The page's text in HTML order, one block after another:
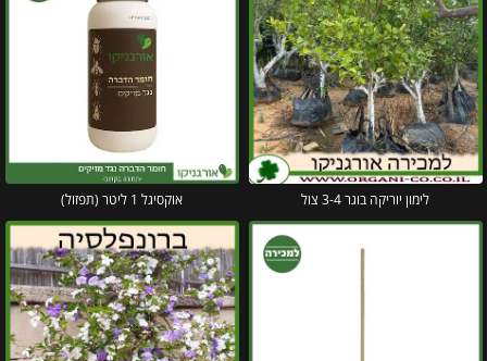
לימון יוריקה בוגר 3-4 צול אוקסיגל 1 ליטר (תפזול)